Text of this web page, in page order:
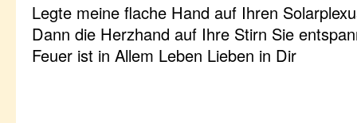
Legte meine flache Hand auf Ihren
Dann die Herzhand auf Ihre Stirn Sie
Feuer ist in Allem Leben Lieben in Dir